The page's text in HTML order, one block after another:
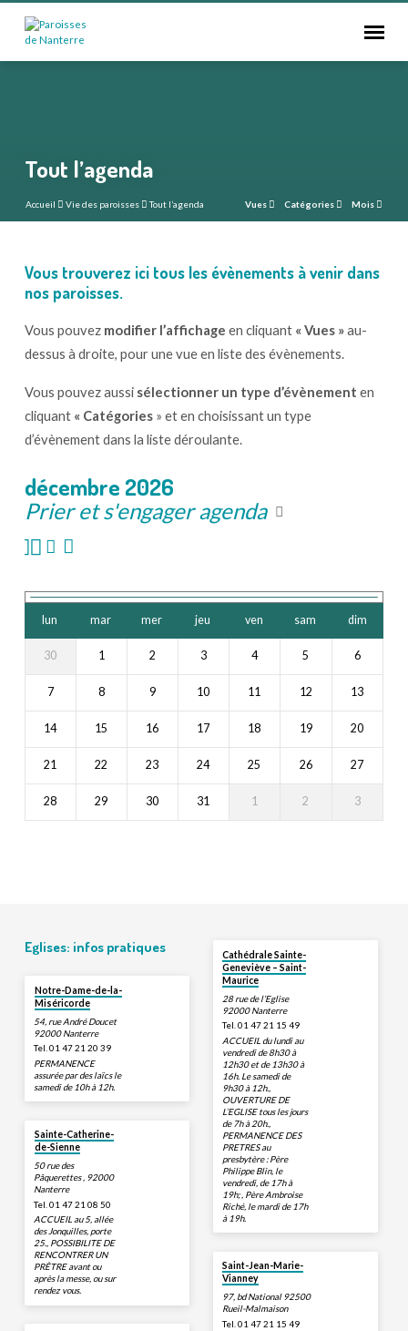
Tout l’agenda
Accueil Vie des paroisses Tout l’agenda Vues Catégories Mois
Tout
Vous trouverez ici tous les évènements à venir dans
nos paroisses.
Vous pouvez modifier l’affichage en cliquant « Vues »au-
dessus à droite, pour une vue en liste des évènements.
Vous pouvez aussi sélectionner un type d’évènement en
cliquant « Catégories» et en choisissant un type
d’évènement dans la liste déroulante.
décembre 2026
Prier et s'engager agenda
lun mar mer jeu ven sam dim
30 1 2 3 4 5 6
7 8 9 10 11 12 13
14 15 16 17 18 19 20
21 22 23 24 25 26 27
28 29 30 31 1 2 3
Eglises: infos pratiques
Notre-Dame-de-la-
Miséricorde
54, rue André Doucet
92000 Nanterre
Tel. 01 47 21 20 39
PERMANENCE
assurée par des laïcs le
samedi de 10h à 12h.
Sainte-Catherine-
de-Sienne
50 rue des
Pâquerettes , 92000
Nanterre
Tel. 01 47 21 08 50
ACCUEIL au 5, allée
des Jonquilles, porte
25., POSSIBILITE DE
RENCONTRER UN
PRÊTRE avant ou
après la messe, ou sur
rendez vous.
Cathédrale Sainte-
Geneviève – Saint-
Maurice
28 rue de l’Eglise
92000 Nanterre
Tel. 01 47 21 15 49
ACCUEIL du lundi au
vendredi de 8h30 à
12h30 et de 13h30 à
16h. Le samedi de
9h30 à 12h.,
OUVERTURE DE
L’EGLISE tous les jours
de 7h à 20h.,
PERMANENCE DES
PRETRES au
presbytère : Père
Philippe Blin, le
vendredi, de 17h à
19h; , Père Ambroise
Riché, le mardi de 17h
à 19h.
Saint-Jean-Marie-
Vianney
97, bd National 92500
Rueil-Malmaison
Tel. 01 47 21 15 49